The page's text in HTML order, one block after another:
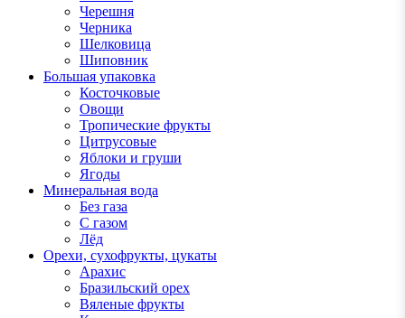
Черешня
Черника
Шелковица
Шиповник
Большая упаковка
Косточковые
Овощи
Тропические фрукты
Цитрусовые
Яблоки и груши
Ягоды
Минеральная вода
Без газа
С газом
Лёд
Орехи, сухофрукты, цукаты
Арахис
Бразильский орех
Вяленые фрукты